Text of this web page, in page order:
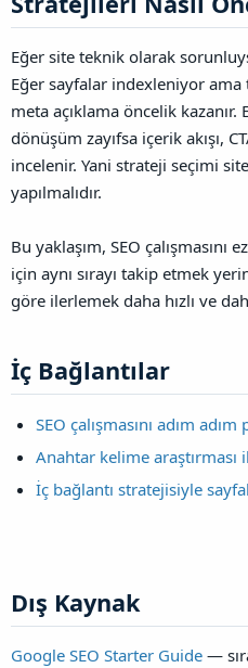
Eğer site teknik olarak
Eğer sayfalar indexleniyor ama
meta açıklama öncelik
dönüşüm zayıfsa içerik akışı,
incelenir. Yani strateji seçimi
yapılmalıdır.
Bu yaklaşım, SEO çalışmasını
için aynı sırayı takip etmek
göre ilerlemek daha hızlı ve
İç Bağlantılar​
SEO çalışmasını adım
Anahtar kelime
İç bağlantı stratejisiyle
Dış Kaynak​
Google SEO Starter Guide —